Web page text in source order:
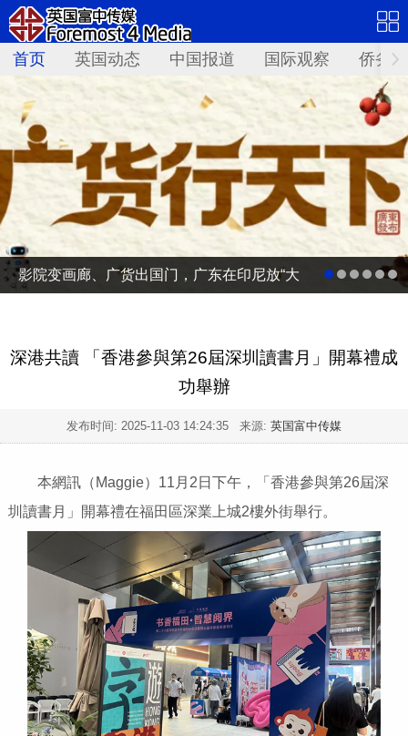
首页 英国动态 中国报道 国际观察 侨务
影院变画廊、广货出国门，广东在印尼放“大
深港共讀 「香港參與第26屆深圳讀書月」開幕禮成
功舉辦
发布时间: 2025-11-03 14:24:35 来源: 英国富中传媒
本網訊（Maggie）11月2日下午，「香港參與第26屆深
圳讀書月」開幕禮在福田區深業上城2樓外街舉行。